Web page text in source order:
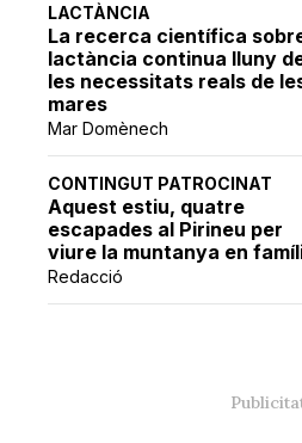
LACTÀNCIA
La recerca científica
lactància continua lluny
les necessitats reals de
mares
Mar Domènech
CONTINGUT PATROCINAT
Aquest estiu, quatre
escapades al Pirineu per
viure la muntanya en
Redacció